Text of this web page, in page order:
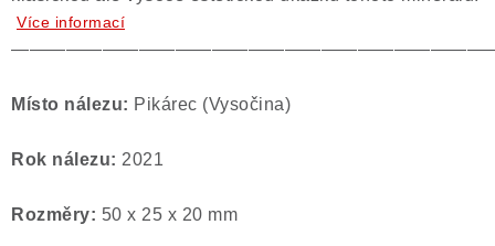
Více informací
Místo nálezu: Pikárec (Vysočina)
Rok nálezu: 2021
Rozměry: 50 x 25 x 20 mm